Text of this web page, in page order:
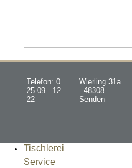
Telefon: 0
25 09 . 12
22
Wierling 31a
- 48308
Senden
Tischlerei
Service